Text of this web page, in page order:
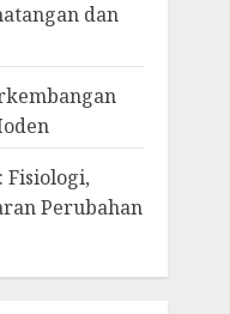
dan
Fisiologi,
Perubahan